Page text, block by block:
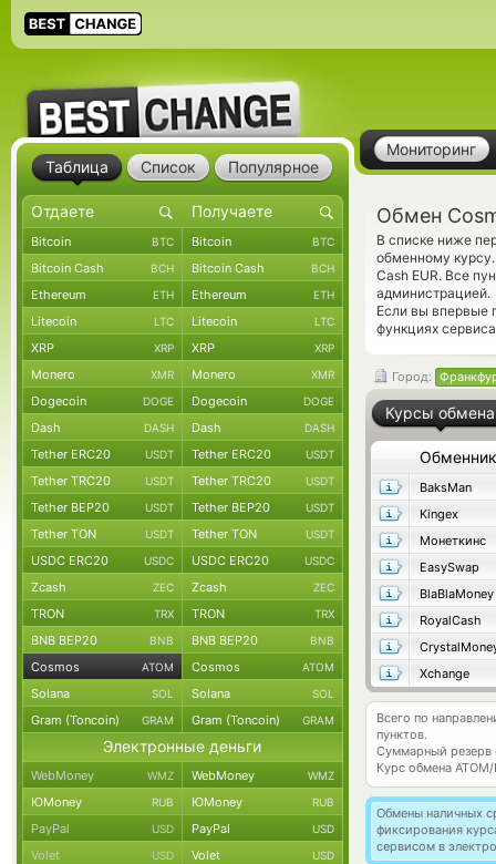
Мониторинг
Обмен
В списке ниже
обменному
Cash EUR. Все
администрацией.
Если вы впервые
функциях
Город:
Курсы обмена
Обменник
BaksMan
Kingex
Монеткинс
EasySwap
BlaBlaMoney
RoyalCash
Xchange
Всего по
пунктов.
Суммарный резерв
Курс обмена ATOM/
Обмены наличных
фиксирования
сервисом в
Таблица Список Популярное
Bitcoin BTC Bitcoin BTC
Bitcoin Cash BCH Bitcoin Cash BCH
Ethereum ETH Ethereum ETH
Litecoin LTC Litecoin LTC
XRP XRP XRP XRP
Monero XMR Monero XMR
Dogecoin DOGE Dogecoin DOGE
Dash DASH Dash DASH
Tether ERC20 USDT Tether ERC20 USDT
Tether TRC20 USDT Tether TRC20 USDT
Tether BEP20 USDT Tether BEP20 USDT
Tether TON USDT Tether TON USDT
USDC ERC20 USDC USDC ERC20 USDC
Zcash ZEC Zcash ZEC
TRON TRX TRON TRX
BNB BEP20 BNB BNB BEP20 BNB
Cosmos ATOM Cosmos ATOM
Solana SOL Solana SOL
Gram (Toncoin) GRAM Gram (Toncoin) GRAM
Электронные деньги
WebMoney WMZ WebMoney WMZ
ЮMoney RUB ЮMoney RUB
PayPal USD PayPal USD
Volet USD Volet USD